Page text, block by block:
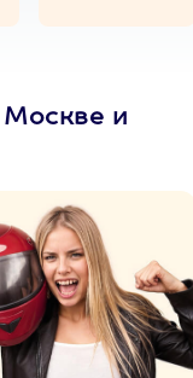
Москве и